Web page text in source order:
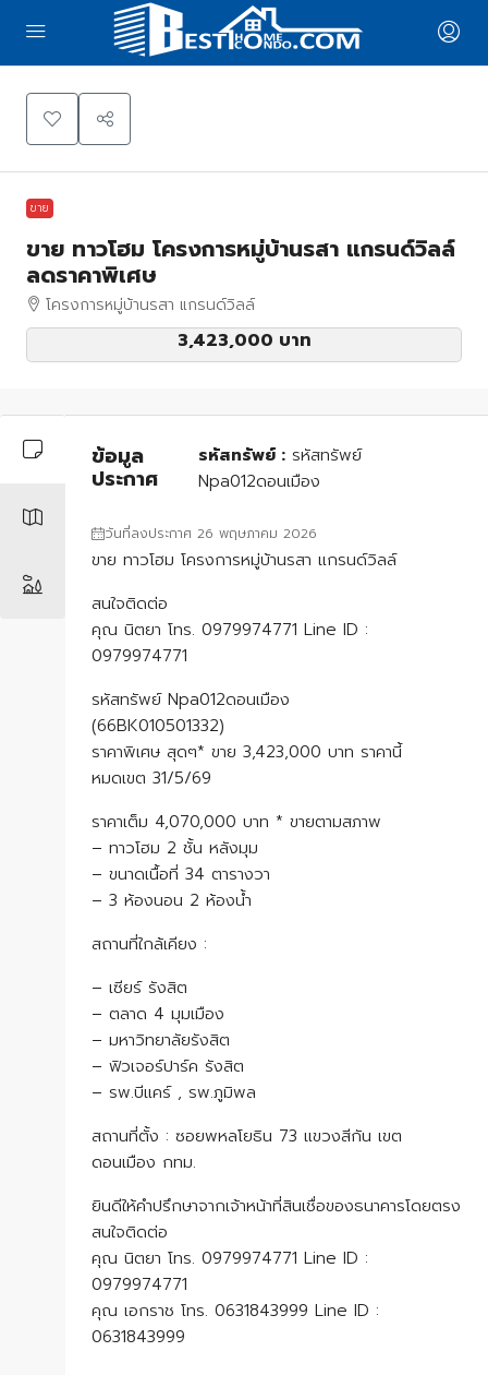
+
ขาย
ขาย ทาวโฮม โครงการหมู่บ้านรสา แกรนด์วิลล์
ลดราคาพิเศษ
โครงการหมู่บ้านรสา แกรนด์วิลล์
3,423,000 บาท
ข้อมูล
ประกาศ
รหัสทรัพย์ : รหัสทรัพย์
Npa012ดอนเมือง
วันที่ลงประกาศ 26 พฤษภาคม 2026
ขาย ทาวโฮม โครงการหมู่บ้านรสา แกรนด์วิลล์
สนใจติดต่อ
คุณ นิตยา โทร. 0979974771 Line ID :
0979974771
รหัสทรัพย์ Npa012ดอนเมือง
(66BK010501332)
ราคาพิเศษ สุดๆ* ขาย 3,423,000 บาท ราคานี้
หมดเขต 31/5/69
ราคาเต็ม 4,070,000 บาท * ขายตามสภาพ
– ทาวโฮม 2 ชั้น หลังมุม
– ขนาดเนื้อที่ 34 ตารางวา
– 3 ห้องนอน 2 ห้องน้ำ
สถานที่ใกล้เคียง :
– เซียร์ รังสิต
– ตลาด 4 มุมเมือง
– มหาวิทยาลัยรังสิต
– ฟิวเจอร์ปาร์ค รังสิต
– รพ.บีแคร์ , รพ.ภูมิพล
สถานที่ตั้ง : ซอยพหลโยธิน 73 แขวงสีกัน เขต
ดอนเมือง กทม.
ยินดีให้คำปรึกษาจากเจ้าหน้าที่สินเชื่อของธนาคารโดยตรง
สนใจติดต่อ
คุณ นิตยา โทร. 0979974771 Line ID :
0979974771
คุณ เอกราช โทร. 0631843999 Line ID :
0631843999